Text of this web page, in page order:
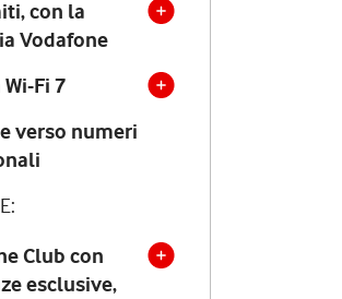
con la
Vodafone
Fi 7
verso numeri
Club con
esclusive,